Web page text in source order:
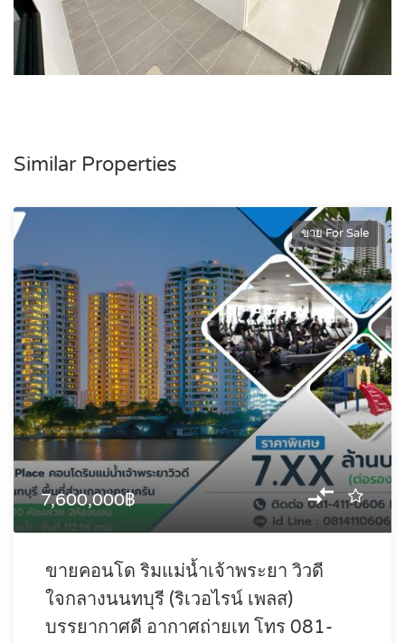
Similar Properties
ขาย For Sale
7,600,000฿
ขายคอนโด ริมแม่น้ำเจ้าพระยา วิวดี
ใจกลางนนทบุรี (ริเวอไรน์ เพลส)
บรรยากาศดี อากาศถ่ายเท โทร 081-